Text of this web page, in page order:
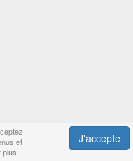
et
plus
J'accepte